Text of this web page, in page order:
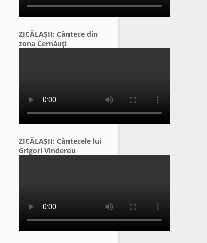
ZICĂLAŞII: Cântece din
zona Cernăuţi
ZICĂLAŞII: Cântecele lui
Grigori Vindereu